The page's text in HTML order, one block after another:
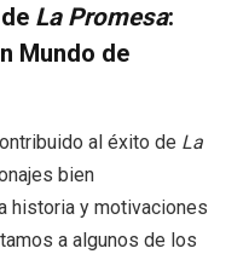
La Promesa:
Mundo de
al éxito de La
bien
historia y motivaciones
a algunos de los